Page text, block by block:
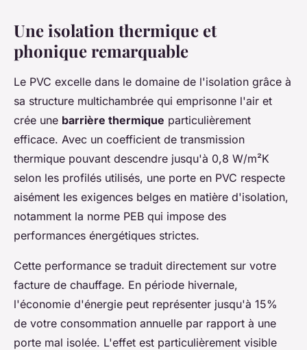
Une isolation thermique et
phonique remarquable
Le PVC excelle dans le domaine de l'isolation grâce à
sa structure multichambrée qui emprisonne l'air et
crée une barrière thermique particulièrement
efficace. Avec un coefficient de transmission
thermique pouvant descendre jusqu'à 0,8 W/m²K
selon les profilés utilisés, une porte en PVC respecte
aisément les exigences belges en matière d'isolation,
notamment la norme PEB qui impose des
performances énergétiques strictes.
Cette performance se traduit directement sur votre
facture de chauffage. En période hivernale,
l'économie d'énergie peut représenter jusqu'à 15%
de votre consommation annuelle par rapport à une
porte mal isolée. L'effet est particulièrement visible